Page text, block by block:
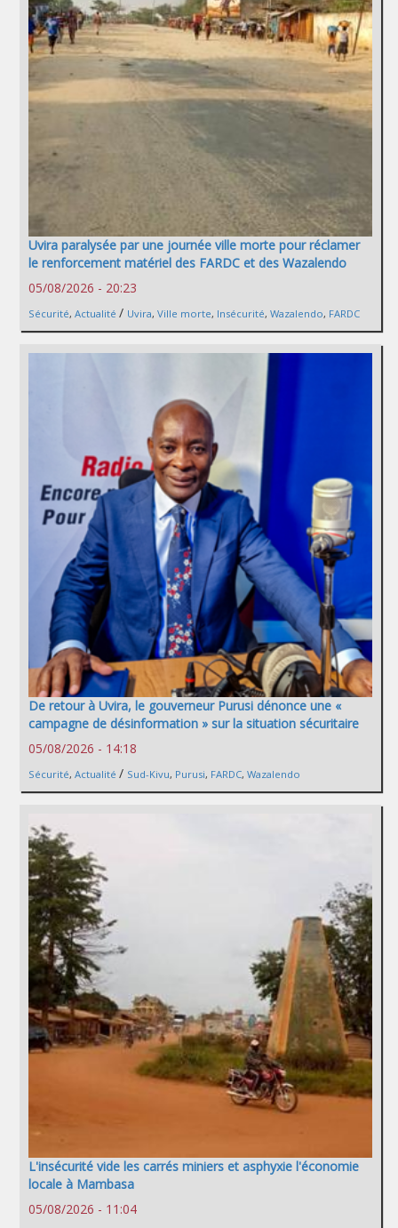
Uvira paralysée par une journée ville morte pour réclamer
le renforcement matériel des FARDC et des Wazalendo
05/08/2026 - 20:23
Sécurité, Actualité / Uvira, Ville morte, Insécurité, Wazalendo, FARDC
De retour à Uvira, le gouverneur Purusi dénonce une «
campagne de désinformation » sur la situation sécuritaire
05/08/2026 - 14:18
Sécurité, Actualité / Sud-Kivu, Purusi, FARDC, Wazalendo
L'insécurité vide les carrés miniers et asphyxie l'économie
locale à Mambasa
05/08/2026 - 11:04